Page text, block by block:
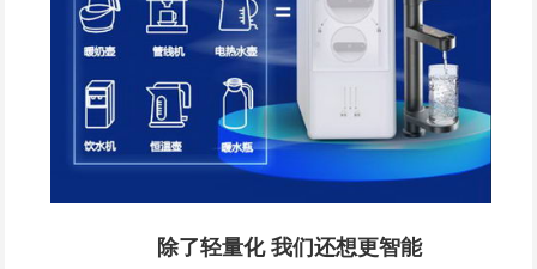
除了轻量化 我们还想更智能